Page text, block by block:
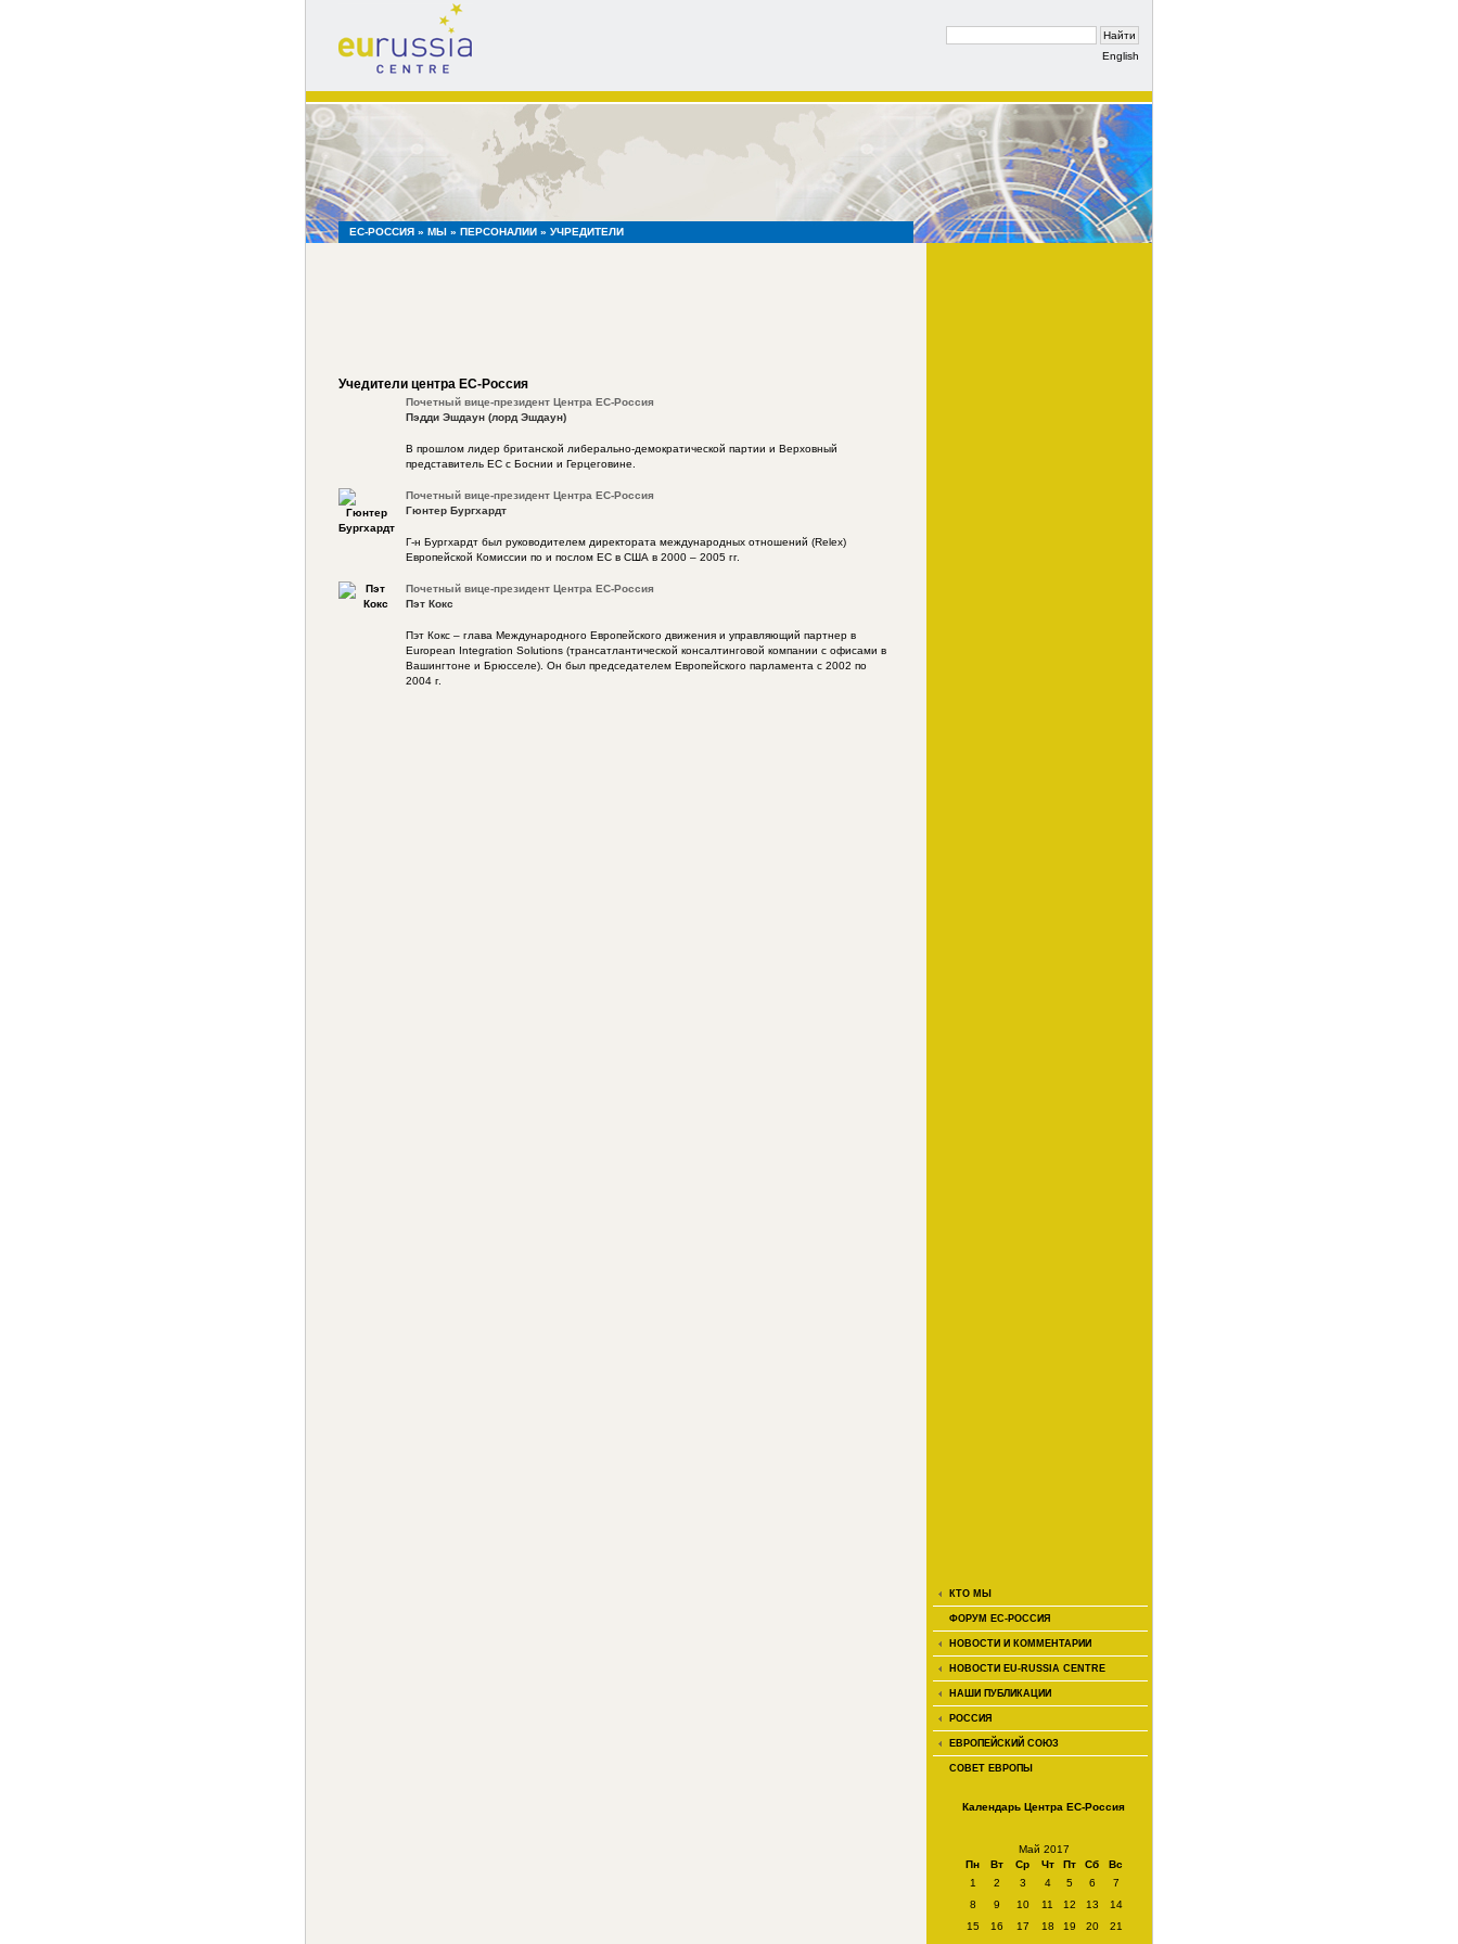
English
eurussia
centre
ЕС-РОССИЯ » МЫ » ПЕРСОНАЛИИ » УЧРЕДИТЕЛИ
КТО МЫ
ФОРУМ ЕС-РОССИЯ
НОВОСТИ И КОММЕНТАРИИ
НОВОСТИ EU-RUSSIA CENTRE
НАШИ ПУБЛИКАЦИИ
РОССИЯ
ЕВРОПЕЙСКИЙ СОЮЗ
СОВЕТ ЕВРОПЫ
Календарь Центра ЕС-Россия
Май 2017
Пн
Вт Ср Чт Пт Сб
Вс
1
2 3 4 5 6
7
8
9 10 11 12 13
14
15
16 17 18 19 20
21
Учедители центра ЕС-Россия
Почетный вице-президент Центра ЕС-Россия
Пэдди Эшдаун (лорд Эшдаун)
В прошлом лидер британской либерально-демократической партии и Верховный
представитель ЕС с Боснии и Герцеговине.
Почетный вице-президент Центра ЕС-Россия
Гюнтер Бургхардт
Г-н Бургхардт был руководителем директората международных отношений (Relex)
Европейской Комиссии по и послом ЕС в США в 2000 – 2005 гг.
Почетный вице-президент Центра ЕС-Россия
Пэт Кокс
Пэт Кокс – глава Международного Европейского движения и управляющий партнер в
European Integration Solutions (трансатлантической консалтинговой компании с офисами в
Вашингтоне и Брюсселе). Он был председателем Европейского парламента с 2002 по
2004 г.